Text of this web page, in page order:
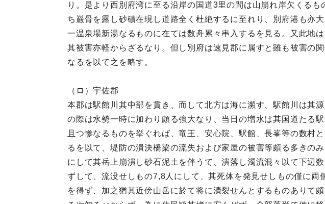
り。是より西別府湾に至る沿岸の国道3里の間は山崩れ岸欠くる
ち巌骨を露し砂磧在現し道路全く杜絶するに至れり、別府港も亦
一温泉場新湯なるものに在ては数舟累々串入するを見る。又此地
其被害亦軽からざるなり。但し別府は速見郡に属すと雖も被害の
なるを以て之を略す。
（ロ）宇佐郡
本郡は駅館川其中部を貫き、而して北方は海に瀕す、駅館川は其
の際は水勢一時に加わり頗る強大なり、当日の増水は其国道たる
且つ惨なるものを挙ぐれば、竜王、安心院、駅館、長峯等の数村
るを以て、堤防の潰決橋梁の流失および家屋の被害等頗る多きの
にして其岳上崩潰し砂石泥土を伴うて、潰落し濁流混々以て下辺
ずして、流没せしもの7,8人にして、其死体を発見せしもの僅に
を得ず、加之猶其近傍山岳に於て将に潰裂せんとするものありて